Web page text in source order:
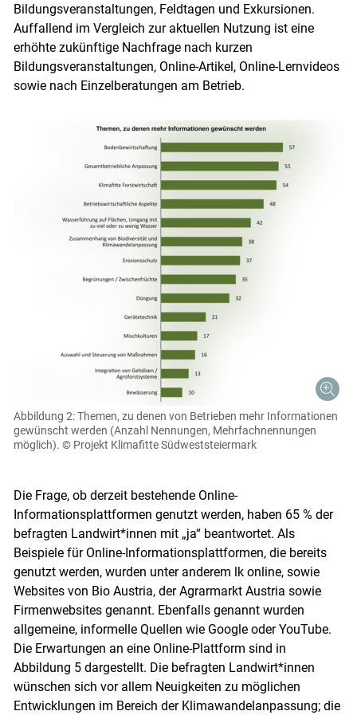
Bildungsveranstaltungen, Feldtagen und Exkursionen.
Auffallend im Vergleich zur aktuellen Nutzung ist eine
erhöhte zukünftige Nachfrage nach kurzen
Bildungsveranstaltungen, Online-Artikel, Online-Lernvideos
sowie nach Einzelberatungen am Betrieb.
Abbildung 2: Themen, zu denen von Betrieben mehr Informationen
gewünscht werden (Anzahl Nennungen, Mehrfachnennungen
möglich). © Projekt Klimafitte Südweststeiermark
Die Frage, ob derzeit bestehende Online-
Informationsplattformen genutzt werden, haben 65 % der
befragten Landwirt*innen mit „ja“ beantwortet. Als
Beispiele für Online-Informationsplattformen, die bereits
genutzt werden, wurden unter anderem lk online, sowie
Websites von Bio Austria, der Agrarmarkt Austria sowie
Firmenwebsites genannt. Ebenfalls genannt wurden
allgemeine, informelle Quellen wie Google oder YouTube.
Die Erwartungen an eine Online-Plattform sind in
Abbildung 5 dargestellt. Die befragten Landwirt*innen
wünschen sich vor allem Neuigkeiten zu möglichen
Entwicklungen im Bereich der Klimawandelanpassung; die